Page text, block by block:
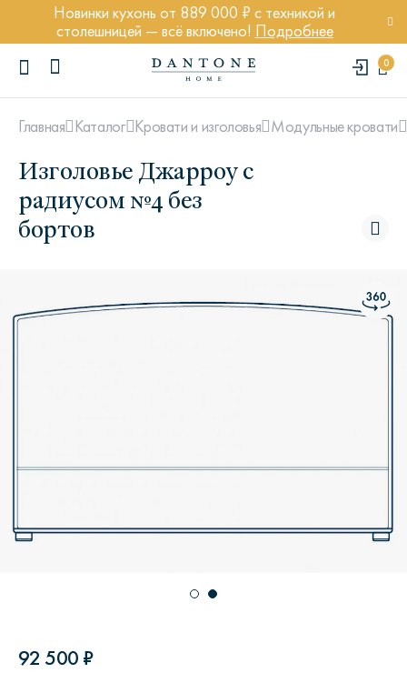
Новинки кухонь от 889 000 ₽ с техникой и
столешницей — всё включено! Подробнее
0
ПОПУЛЯРНЫЕ ЗАПРОСЫ
Кровать Ньюбери
Главная Каталог Кровати и изголовья Модульные кровати
Изголовье Джарроу с
радиусом №4 без
бортов
92 500 ₽